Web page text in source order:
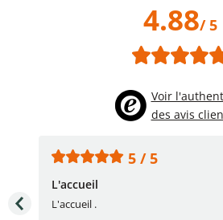
4.88/ 5
Voir
des avis
5 / 5
L'accueil
L'accueil .